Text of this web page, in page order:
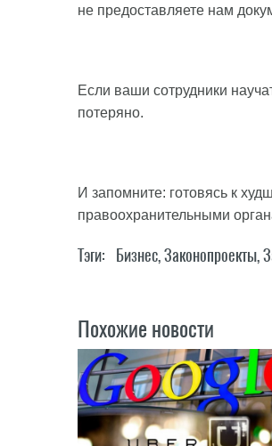
не предоставляете нам
Если ваши сотрудники
потеряно.
И запомните: готовясь к
правоохранительными
Тэги: Бизнес,Законопроекты,
Похожие новости